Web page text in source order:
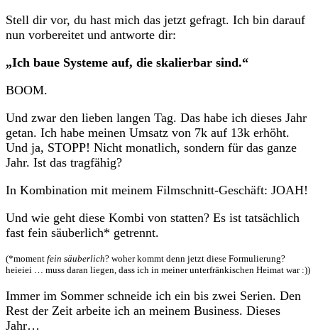
Stell dir vor, du hast mich das jetzt gefragt. Ich bin darauf
nun vorbereitet und antworte dir:
„Ich baue Systeme auf, die skalierbar sind.“
BOOM.
Und zwar den lieben langen Tag. Das habe ich dieses Jahr
getan. Ich habe meinen Umsatz von 7k auf 13k erhöht.
Und ja, STOPP! Nicht monatlich, sondern für das ganze
Jahr. Ist das tragfähig?
In Kombination mit meinem Filmschnitt-Geschäft: JOAH!
Und wie geht diese Kombi von statten? Es ist tatsächlich
fast fein säuberlich* getrennt.
(*moment fein säuberlich? woher kommt denn jetzt diese Formulierung?
heieiei … muss daran liegen, dass ich in meiner unterfränkischen Heimat war :))
Immer im Sommer schneide ich ein bis zwei Serien. Den
Rest der Zeit arbeite ich an meinem Business. Dieses
Jahr…